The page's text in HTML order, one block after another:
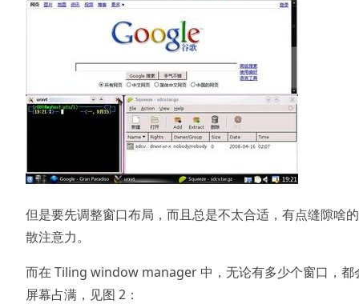
但是要先调整窗口布局，而且总是不太合适，有点缝隙啥
散注意力。
而在 Tiling window manager 中，无论有多少个窗口，都
屏幕占满，见图 2：